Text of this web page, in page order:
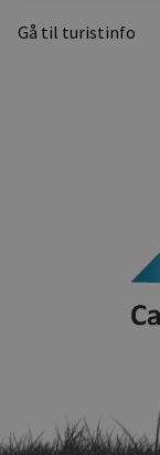
Gå til turistinfo